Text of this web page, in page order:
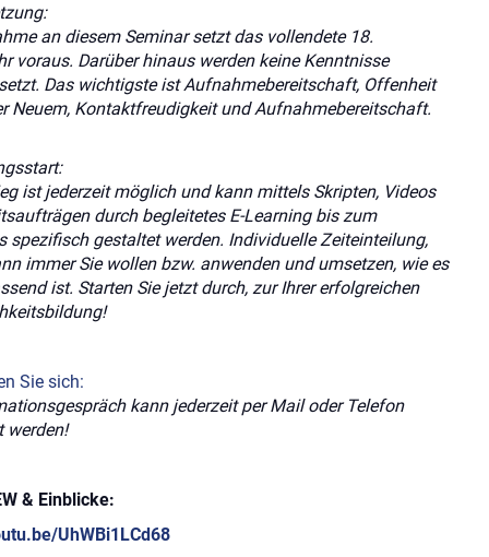
an diesem Seminar setzt das vollendete 18.
voraus. Darüber hinaus werden keine Kenntnisse
Das wichtigste ist Aufnahmebereitschaft, Offenheit
Neuem, Kontaktfreudigkeit und Aufnahmebereitschaft.
ist jederzeit möglich und kann mittels Skripten, Videos
durch begleitetes E-Learning bis zum
spezifisch gestaltet werden. Individuelle Zeiteinteilung,
immer Sie wollen bzw. anwenden und umsetzen, wie es
ist. Starten Sie jetzt durch, zur Ihrer erfolgreichen
Sie sich:
kann jederzeit per Mail oder Telefon
werden!
& Einblicke:
UhWBi1LCd68